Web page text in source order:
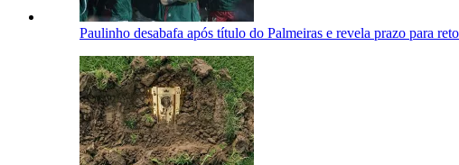
Paulinho desabafa após título do Palmeiras e revela prazo para